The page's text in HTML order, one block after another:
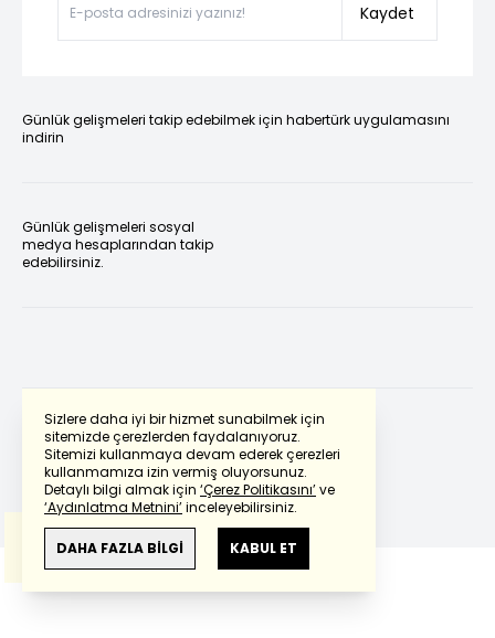
Sizlere daha iyi bir hizmet sunabilmek için
sitemizde çerezlerden faydalanıyoruz.
Sitemizi kullanmaya devam ederek çerezleri
kullanmamıza izin vermiş oluyorsunuz.
Detaylı bilgi almak için ‘Çerez Politikasını’ve
‘Aydınlatma Metnini’inceleyebilirsiniz.
DAHA FAZLA BİLGİ KABUL ET
Kaydet
Günlük gelişmeleri takip edebilmek için habertürk uygulamasını
indirin
Günlük gelişmeleri sosyal
medya hesaplarından takip
edebilirsiniz.
Powered by Translate
Bu çevirideGoogle Transletekullanılmıştır.
Anlam ve çeviri hatalarından
haberturk.com
sorumlu değildir.